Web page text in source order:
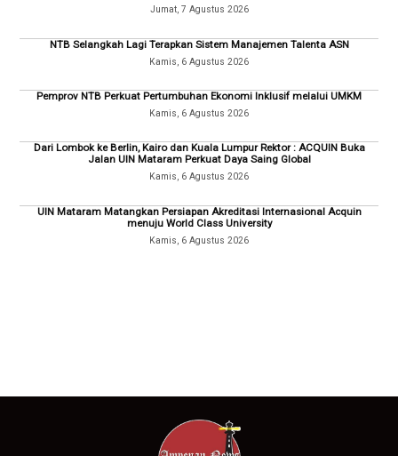
Jumat, 7 Agustus 2026
NTB Selangkah Lagi Terapkan Sistem Manajemen Talenta ASN
Kamis, 6 Agustus 2026
Pemprov NTB Perkuat Pertumbuhan Ekonomi Inklusif melalui UMKM
Kamis, 6 Agustus 2026
Dari Lombok ke Berlin, Kairo dan Kuala Lumpur Rektor : ACQUIN Buka
Jalan UIN Mataram Perkuat Daya Saing Global
Kamis, 6 Agustus 2026
UIN Mataram Matangkan Persiapan Akreditasi Internasional Acquin
menuju World Class University
Kamis, 6 Agustus 2026